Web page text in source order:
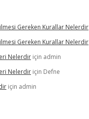
Gereken Kurallar Nelerdir
Gereken Kurallar Nelerdir
Nelerdir için admin
Nelerdir için Defne
için admin